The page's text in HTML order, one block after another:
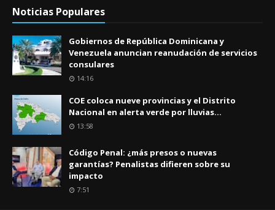
Noticias Populares
Gobiernos de República Dominicana y
Venezuela anuncian reanudación de servicios
consulares
14:16
COE coloca nueve provincias y el Distrito
Nacional en alerta verde por lluvias...
13:58
Código Penal: ¿más presos o nuevas
garantías? Penalistas difieren sobre su
impacto
7:51